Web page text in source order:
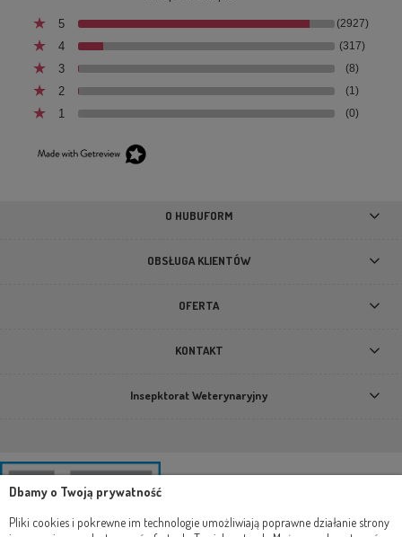
5 (2927)
4 (317)
3 (8)
2 (1)
1 (0)
O HUBUFORM
OBSŁUGA KLIENTÓW
OFERTA
KONTAKT
Insepktorat Weterynaryjny
Dbamy o Twoją prywatność
Pliki cookies i pokrewne im technologie umożliwiają poprawne działanie strony